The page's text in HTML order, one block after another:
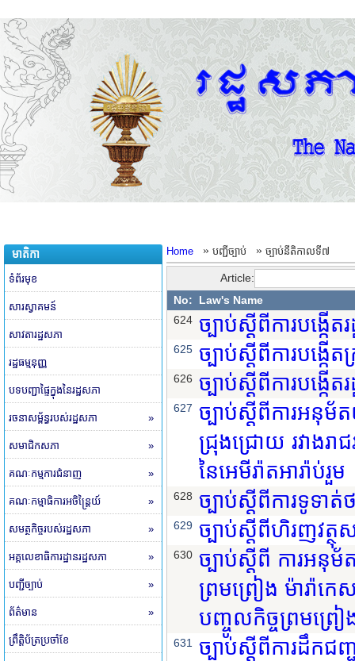
មាតិកា
ទំព័រមុខ
សារស្វាគមន៍
សាវតារដ្ឋសភា
រដ្ឋធម្មនុញ្ញ
បទបញ្ជាផ្ទៃក្នុងនៃរដ្ឋសភា
រចនាសម្ព័ន្ធរបស់រដ្ឋសភា »
សមាជិកសភា »
គណៈកម្មការជំនាញ »
គណៈកម្មាធិការអចិន្ត្រៃយ៍ »
សមត្ថកិច្ចរបស់រដ្ឋសភា »
អគ្គលេខាធិការដ្ឋានរដ្ឋសភា »
បញ្ជីច្បាប់ »
ព័ត៌មាន »
ព្រឹត្តិប័ត្រប្រចាំខែ
Home » បញ្ជីច្បាប់ » ច្បាប់នីតិកាលទី៧
Article:
No:
Law's Name
624 ច្បាប់ស្តីពីការបង្កើត
625 ច្បាប់ស្តីពីការបង្កើ
626 ច្បាប់ស្តីពីការបង្ក
627 ច្បាប់ស្តីពីការអនុម័
ជ្រុងជ្រោយ រវាងរា
នៃអេមីរ៉ាតអារ៉ាប់រួម
628 ច្បាប់ស្តីពីការទូទា
629 ច្បាប់ស្តីពីហិរញវត្ថុ
630 ច្បាប់ស្តីពី ការអនុ
ព្រមព្រៀង ម៉ារ៉ាកេ
បញ្ចូលកិច្ចព្រមព្រៀ
631 ច្បាប់ស្តីពីការដឹកជញ្